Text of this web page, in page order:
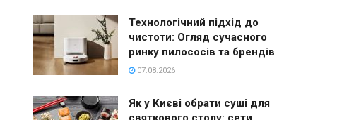
Технологічний підхід до
чистоти: Огляд сучасного
ринку пилососів та брендів
07.08.2026
Як у Києві обрати суші для